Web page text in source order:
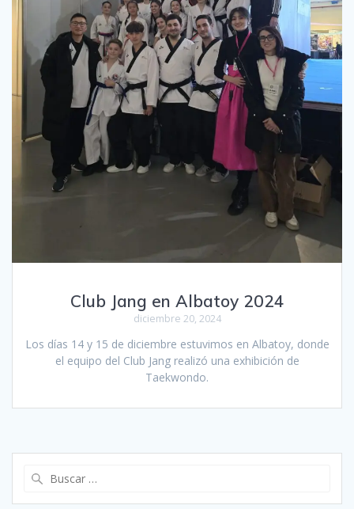
Club Jang en Albatoy 2024
diciembre 20, 2024
Los días 14 y 15 de diciembre estuvimos en Albatoy, donde
el equipo del Club Jang realizó una exhibición de
Taekwondo.